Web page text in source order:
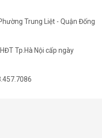
Trung Liệt - Quận Đống
Tp.Hà Nội cấp ngày